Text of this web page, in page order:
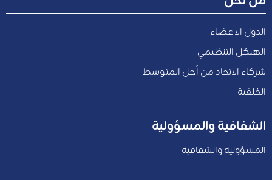
الدول الاعضاء
الهيكل التنظيمي
شركاء الاتحاد من أجل المتوسط
الخلفية
الشفافية والمسؤولية
المسؤولية والشفافية